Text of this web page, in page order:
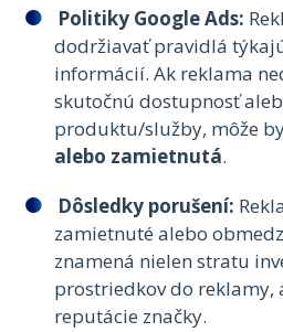
Politiky Google Ads:
dodržiavať pravidlá
informácií. Ak reklama
skutočnú dostupnosť
produktu/služby, môže
alebo zamietnutá.
Dôsledky porušení:
zamietnuté alebo
znamená nielen stratu
prostriedkov do reklamy,
reputácie značky.